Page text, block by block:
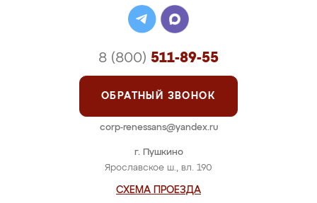
г. Пушкино
Ярославское ш., вл. 190
СХЕМА ПРОЕЗДА
8 (800) 511-89-55
ОБРАТНЫЙ ЗВОНОК
corp-renessans@yandex.ru